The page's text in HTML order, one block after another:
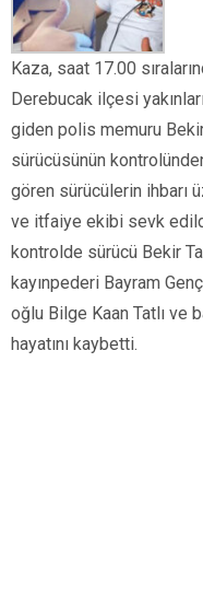
Kaza, saat 17.00
Derebucak ilçesi
giden polis memuru
sürücüsünün
gören sürücülerin ihbarı
ve itfaiye ekibi sevk
kontrolde sürücü Bekir
kayınpederi Bayram
oğlu Bilge Kaan Tatlı ve
hayatını kaybetti.